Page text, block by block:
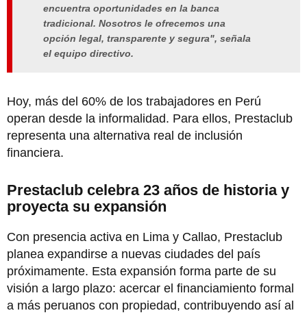
encuentra oportunidades en la banca
tradicional. Nosotros le ofrecemos una
opción legal, transparente y segura", señala
el equipo directivo.
Hoy, más del 60% de los trabajadores en Perú
operan desde la informalidad. Para ellos, Prestaclub
representa una alternativa real de inclusión
financiera.
Prestaclub celebra 23 años de historia y
proyecta su expansión
Con presencia activa en Lima y Callao, Prestaclub
planea expandirse a nuevas ciudades del país
próximamente. Esta expansión forma parte de su
visión a largo plazo: acercar el financiamiento formal
a más peruanos con propiedad, contribuyendo así al